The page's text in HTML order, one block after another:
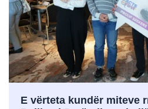
E vërteta kundër miteve